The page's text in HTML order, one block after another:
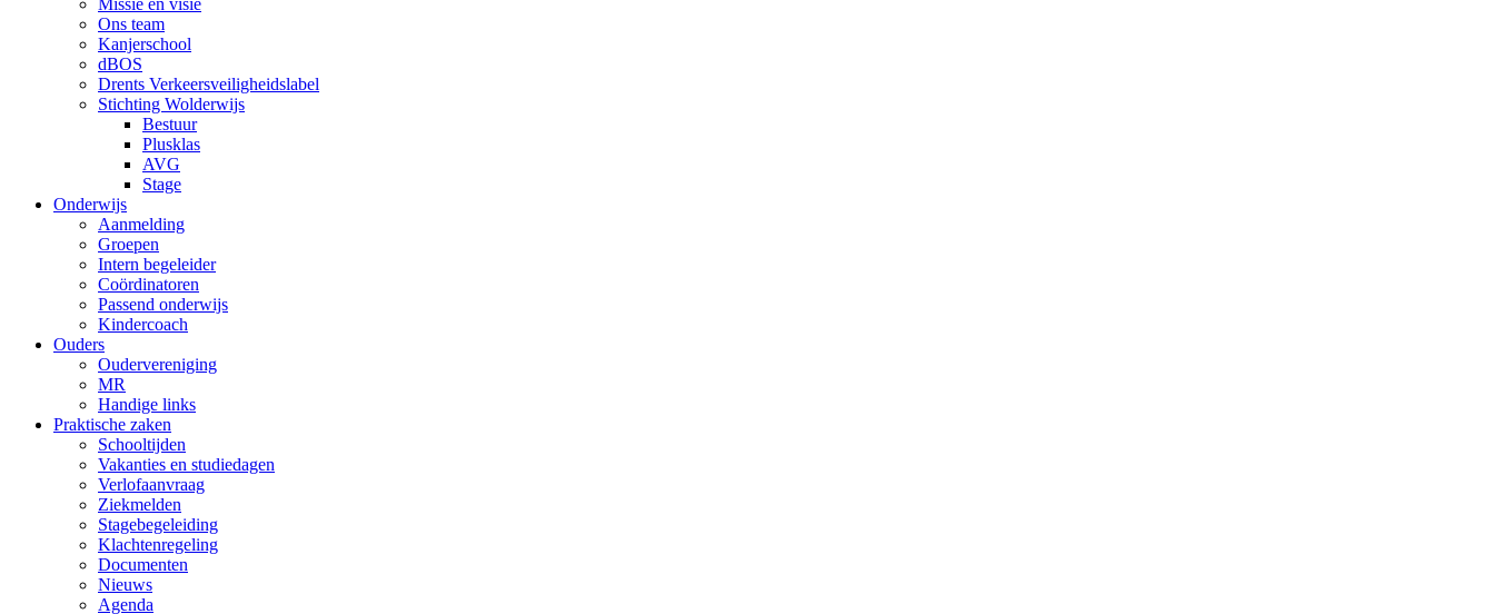
Missie en visie
Ons team
Kanjerschool
dBOS
Drents Verkeersveiligheidslabel
Stichting Wolderwijs
Bestuur
Plusklas
AVG
Stage
Onderwijs
Aanmelding
Groepen
Intern begeleider
Coördinatoren
Passend onderwijs
Kindercoach
Ouders
Oudervereniging
MR
Handige links
Praktische zaken
Schooltijden
Vakanties en studiedagen
Verlofaanvraag
Ziekmelden
Stagebegeleiding
Klachtenregeling
Documenten
Nieuws
Agenda